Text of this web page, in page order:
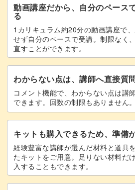
方にもポイントが！
今回のアート以外にも応用できる
きにおすすめのテクニックです。
そちらも合わせて学んでいきましょ
ミラーで作る高級感に、柔らかい
さった今回のアート。
クッション感をつくるポイント
完成♪
動画講座だから、自分のペース
る
1カリキュラム約20分の動画講座で
せず自分のペースで受講。制限なく
直すことができます。
わからない点は、講師へ直接質
コメント機能で、わからない点は講
できます。回数の制限もありません。
キットも購入できるため、準備
経験豊富な講師が選んだ材料と道具
たキットをご用意。足りない材料だ
入することもできます。